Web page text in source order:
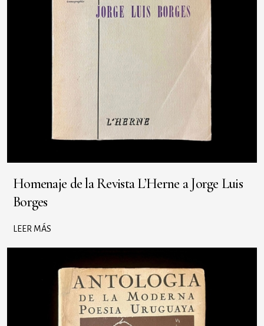
Homenaje de la Revista L’Herne a Jorge Luis
Borges
LEER MÁS